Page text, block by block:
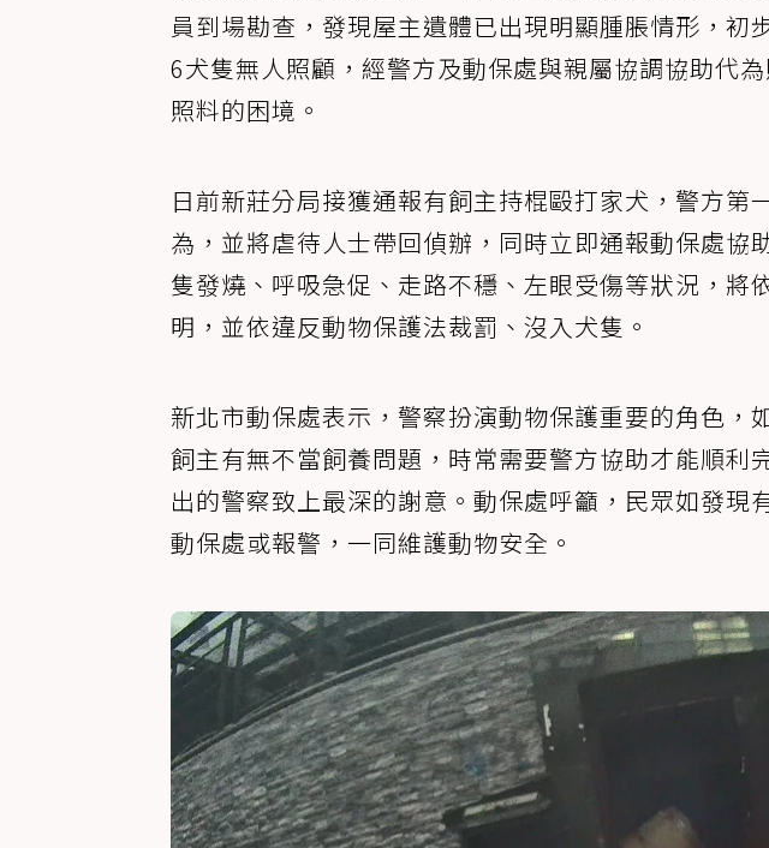
員到場勘查，發現屋主遺體已出現明顯腫脹情形，初
6犬隻無人照顧，經警方及動保處與親屬協調協助代
照料的困境。
日前新莊分局接獲通報有飼主持棍毆打家犬，警方第
為，並將虐待人士帶回偵辦，同時立即通報動保處協
隻發燒、呼吸急促、走路不穩、左眼受傷等狀況，將
明，並依違反動物保護法裁罰、沒入犬隻。
新北市動保處表示，警察扮演動物保護重要的角色，
飼主有無不當飼養問題，時常需要警方協助才能順利
出的警察致上最深的謝意。動保處呼籲，民眾如發現
動保處或報警，一同維護動物安全。